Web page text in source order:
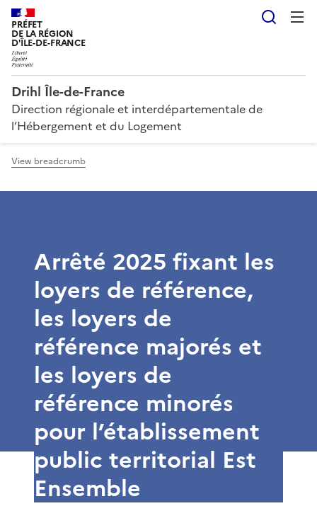
PRÉFET
DE LA RÉGION
D'ÎLE-DE-FRANCE
Drihl Île-de-France
Direction régionale et interdépartementale de
l’Hébergement et du Logement
View breadcrumb
Arrêté 2025 fixant les
loyers de référence,
les loyers de
référence majorés et
les loyers de
référence minorés
pour l’établissement
public territorial Est
Ensemble